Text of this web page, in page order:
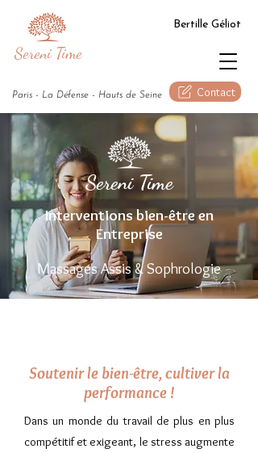
Paris - La Défense - Hauts de Seine
Bertille Géliot
Sereni Time
Contact
Sereni Time
Interventions bien-être en
Entreprise
Massages Assis & Sophrologie
Soutenir le bien-être, cultiver la
performance !
Dans un monde du travail de plus en plus
compétitif et exigeant, le stress augmente